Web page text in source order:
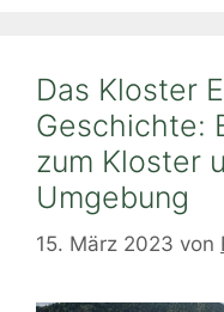
Das Kloster
Geschichte:
zum Kloster
Umgebung
15. März 2023 von